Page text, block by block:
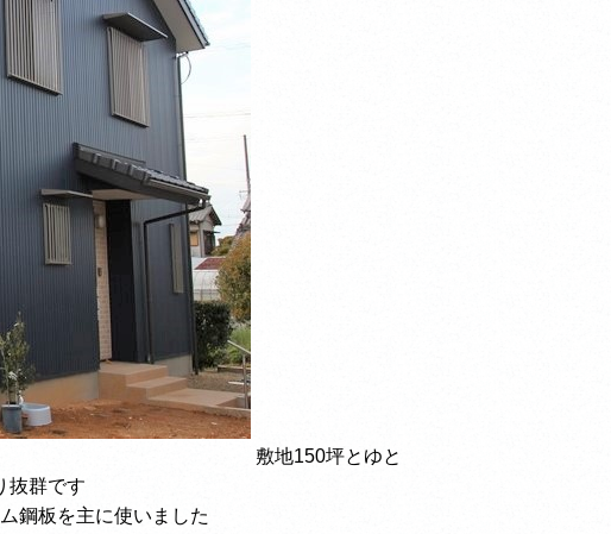
敷地150坪とゆと
抜群です
鋼板を主に使いました